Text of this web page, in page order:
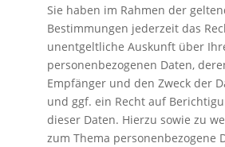
Sie haben im Rahmen der
Bestimmungen jederzeit das
unentgeltliche Auskunft über
personenbezogenen Daten,
Empfänger und den Zweck der
und ggf. ein Recht auf
dieser Daten. Hierzu sowie zu
zum Thema personenbezogene